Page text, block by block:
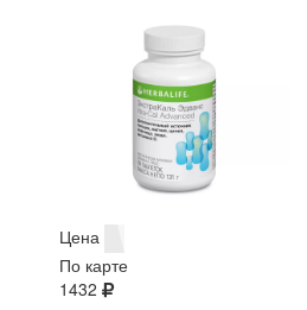
Цена
По карте
1432